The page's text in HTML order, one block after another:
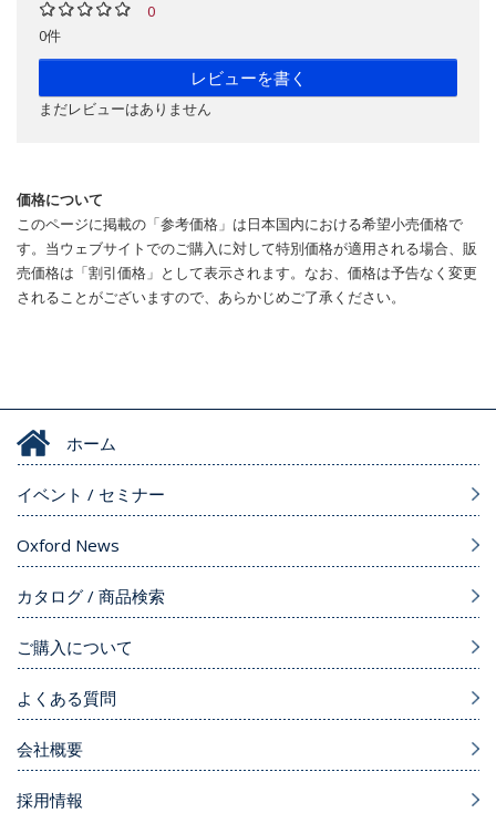
0
0件
レビューを書く
まだレビューはありません
価格について
このページに掲載の「参考価格」は日本国内における希望小売価格で
す。当ウェブサイトでのご購入に対して特別価格が適用される場合、販
売価格は「割引価格」として表示されます。なお、価格は予告なく変更
されることがございますので、あらかじめご了承ください。
ホーム
イベント / セミナー
Oxford News
カタログ / 商品検索
ご購入について
よくある質問
会社概要
採用情報